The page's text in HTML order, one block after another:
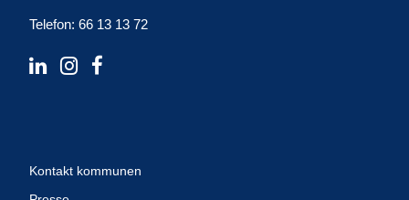
Telefon: 66 13 13 72
Kontakt kommunen